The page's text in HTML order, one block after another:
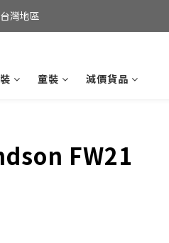
區免運費;
灣地區
童裝 減價貨品
FW21